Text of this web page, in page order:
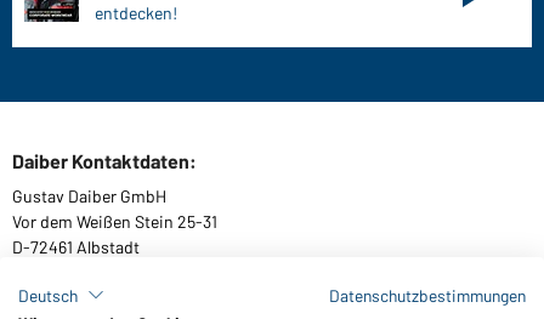
entdecken!
Daiber Kontaktdaten:
Gustav Daiber GmbH
Vor dem Weißen Stein 25-31
D-72461 Albstadt
Deutsch
Datenschutzbestimmungen